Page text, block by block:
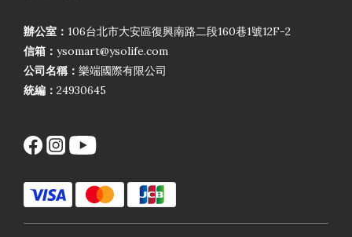
辦公室： 106台北市大安區復興南路二段160巷1號12F-2
信箱： ysomart@ysolife.com
公司名稱： 樂端國際有限公司
統編： 24930645